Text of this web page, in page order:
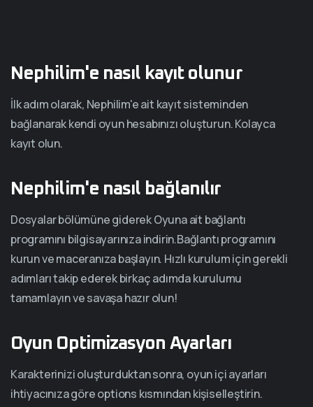
Nephilim'e nasıl kayıt olunur
İlk adım olarak, Nephilim'e ait kayıt sisteminden
bağlanarak kendi oyun hesabınızı oluşturun. Kolayca
kayıt olun.
Nephilim'e nasıl bağlanılır
Dosyalar bölümüne giderek Oyuna ait bağlantı
programını bilgisayarınıza indirin.Bağlantı programını
kurun ve maceranıza başlayın. Hızlı kurulum için gerekli
adımları takip ederek birkaç adımda kurulumu
tamamlayın ve savaşa hazır olun!
Oyun Optimizasyon Ayarları
Karakterinizi oluşturduktan sonra, oyun içi ayarları
ihtiyacınıza göre options kısmından kişiselleştirin.